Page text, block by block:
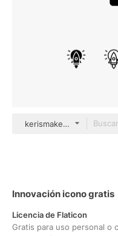
kerismaker Outline Color
Innovación icono gratis
Licencia de Flaticon
Gratis para uso personal o